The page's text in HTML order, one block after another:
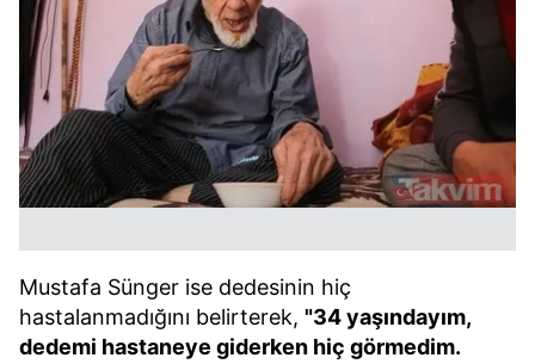
Mustafa Sünger ise dedesinin hiç
hastalanmadığını belirterek, "34 yaşındayım,
dedemi hastaneye giderken hiç görmedim.